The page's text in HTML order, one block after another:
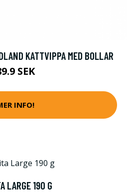
KATTVIPPA MED BOLLAR
SEK
INFO!
LARGE 190 G